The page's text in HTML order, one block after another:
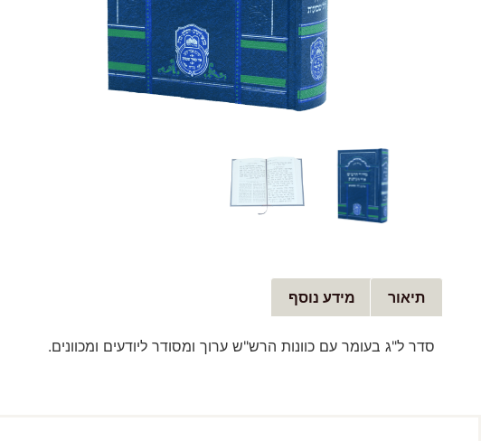
תיאור מידע נוסף
סדר ל"ג בעומר עם כוונות הרש"ש ערוך ומסודר ליודעים ומכוונים.